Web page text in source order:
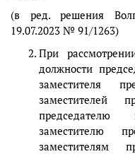
(в ред. решения
19.07.2023 № 91/1263)
При
должности
заместителя
заместителей
заместителю
заместителям